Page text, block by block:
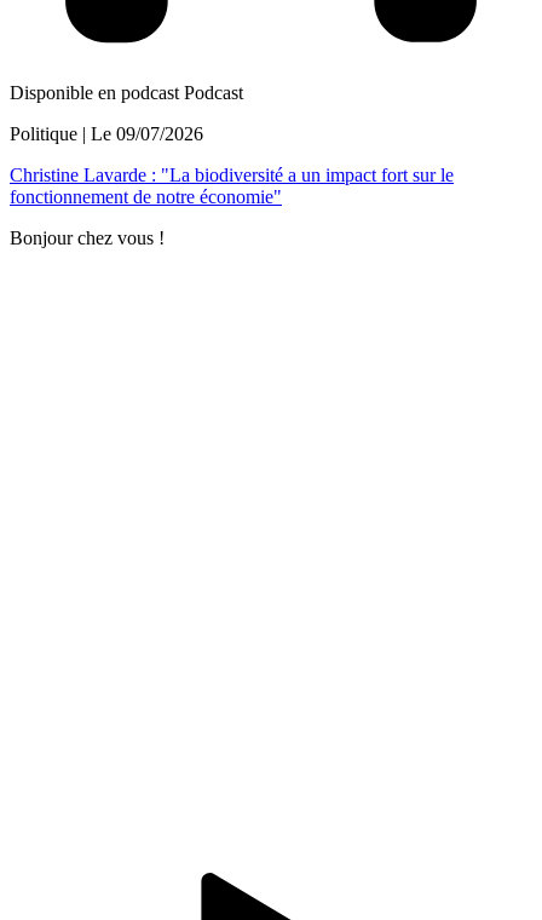
Disponible en podcast Podcast
Politique | Le 09/07/2026
Christine Lavarde : "La biodiversité a un impact fort sur le
fonctionnement de notre économie"
Bonjour chez vous !